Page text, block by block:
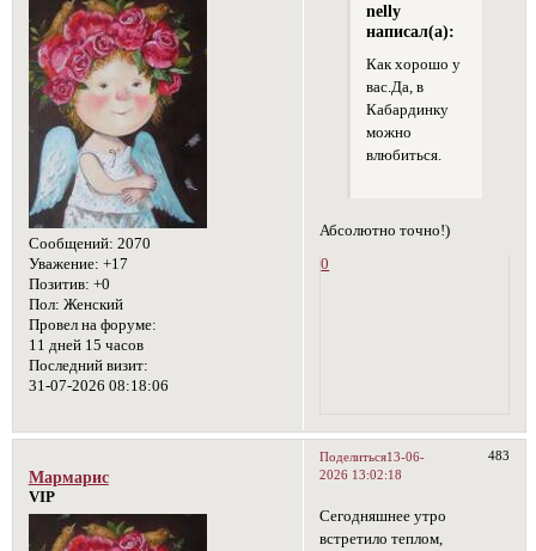
Сообщений: 2070
Уважение: +17
Позитив: +0
Пол: Женский
Провел на форуме:
11 дней 15 часов
Последний визит:
31-07-2026 08:18:06
nelly
написал(а):
Как хорошо у
вас.Да, в
Кабардинку
можно
влюбиться.
Абсолютно точно!)
0
Поделиться 483
13-06-
2026 13:02:18
Мармарис
VIP
Сегодняшнее утро
встретило теплом,